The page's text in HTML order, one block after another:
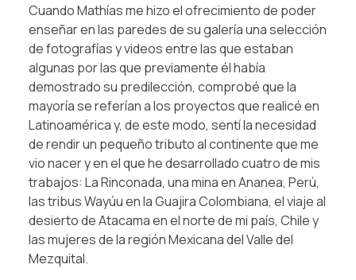
Cuando Mathías me hizo el ofrecimiento de poder
enseñar en las paredes de su galería una selección
de fotografías y videos entre las que estaban
algunas por las que previamente él había
demostrado su predilección, comprobé que la
mayoría se referían a los proyectos que realicé en
Latinoamérica y, de este modo, sentí la necesidad
de rendir un pequeño tributo al continente que me
vio nacer y en el que he desarrollado cuatro de mis
trabajos: La Rinconada, una mina en Ananea, Perú,
las tribus Wayúu en la Guajira Colombiana, el viaje al
desierto de Atacama en el norte de mi país, Chile y
las mujeres de la región Mexicana del Valle del
Mezquital.